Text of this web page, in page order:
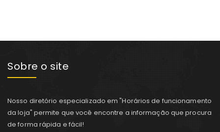
Sobre o site
Nosso diretório especializado em "Horários de funcionamento
da loja" permite que você encontre a informação que procura
de forma rápida e fácil!